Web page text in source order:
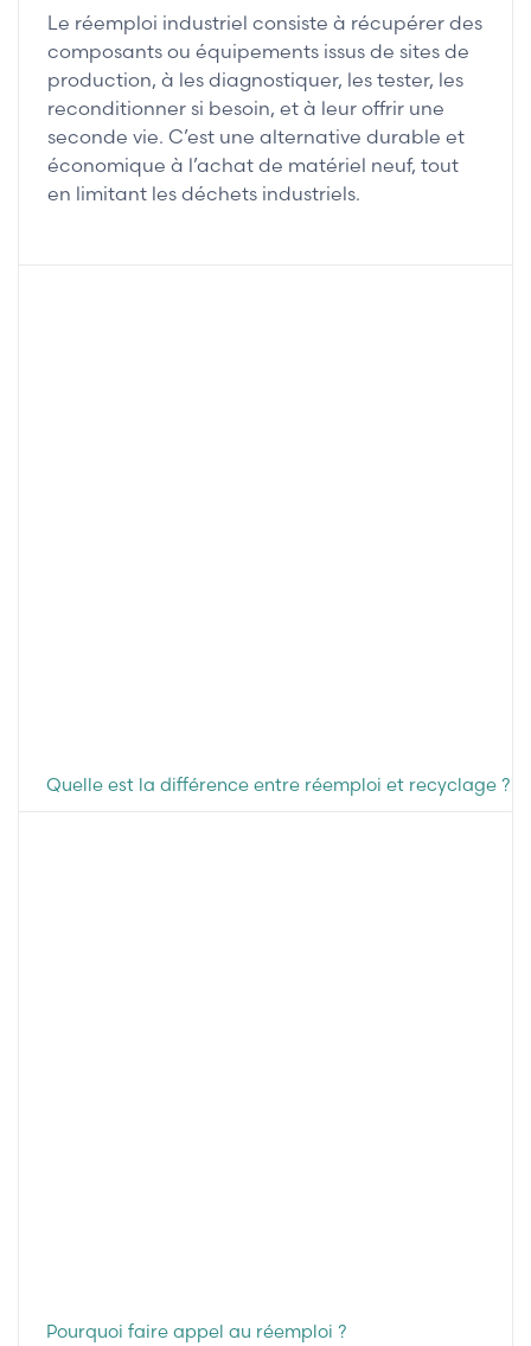
Le réemploi industriel consiste à récupérer des
composants ou équipements issus de sites de
production, à les diagnostiquer, les tester, les
reconditionner si besoin, et à leur offrir une
seconde vie. C’est une alternative durable et
économique à l’achat de matériel neuf, tout
en limitant les déchets industriels.
Quelle est la différence entre réemploi et recyclage ?
Pourquoi faire appel au réemploi ?